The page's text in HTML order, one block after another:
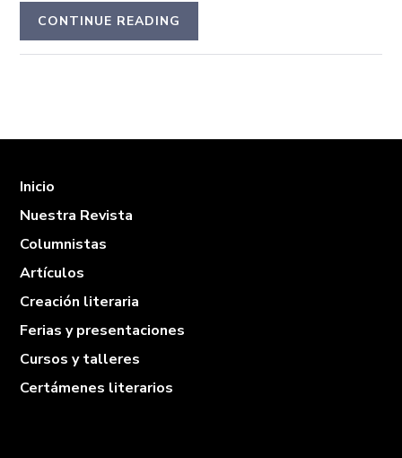
CONTINUE READING
Inicio
Nuestra Revista
Columnistas
Artículos
Creación literaria
Ferias y presentaciones
Cursos y talleres
Certámenes literarios